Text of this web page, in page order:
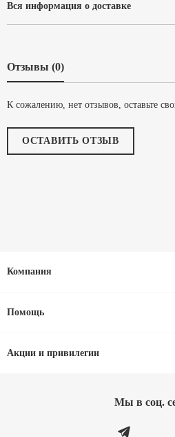
Вся информация о доставке
Отзывы (0)
К сожалению, нет отзывов, оставьте
ОСТАВИТЬ ОТЗЫВ
Компания
Помощь
Акции и привилегии
Мы в соц.